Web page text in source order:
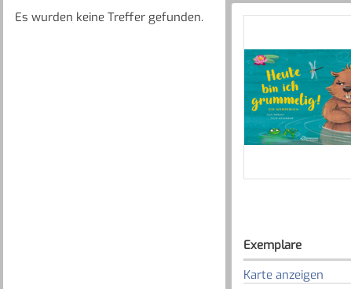
Es wurden keine Treffer gefunden.
Exemplare
Karte anzeigen